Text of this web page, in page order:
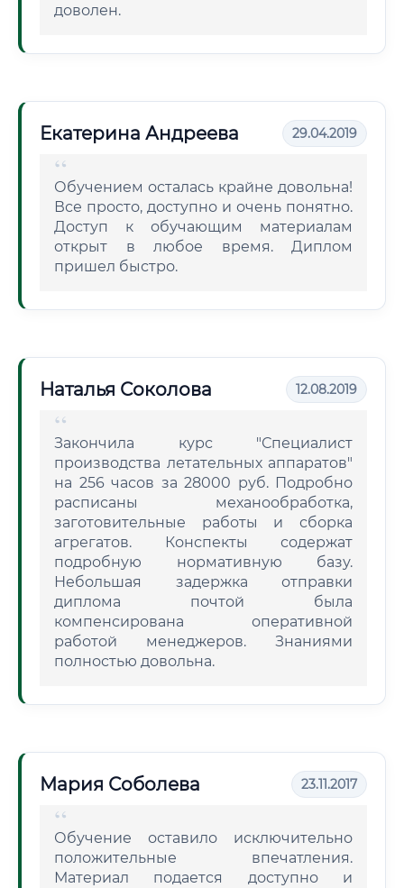
доволен.
Екатерина Андреева 29.04.2019
Обучением осталась крайне довольна!
Все просто, доступно и очень понятно.
Доступ к обучающим материалам
открыт в любое время. Диплом
пришел быстро.
Наталья Соколова 12.08.2019
Закончила курс "Специалист
производства летательных аппаратов"
на 256 часов за 28000 руб. Подробно
расписаны механообработка,
заготовительные работы и сборка
агрегатов. Конспекты содержат
подробную нормативную базу.
Небольшая задержка отправки
диплома почтой была
компенсирована оперативной
работой менеджеров. Знаниями
полностью довольна.
Мария Соболева 23.11.2017
Обучение оставило исключительно
положительные впечатления.
Материал подается доступно и